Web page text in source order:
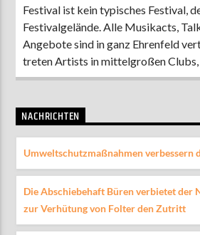
Festival ist kein typisches Festival,
Festivalgelände. Alle Musikacts,
Angebote sind in ganz Ehrenfeld
treten Artists in mittelgroßen
NACHRICHTEN
Umweltschutzmaßnahmen verbessern
Die Abschiebehaft Büren verbietet der
zur Verhütung von Folter den Zutritt